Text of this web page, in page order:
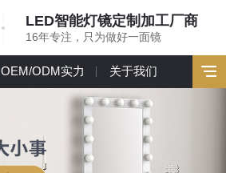
LED智能灯镜定制加工厂商
16年专注，只为做好一面镜
OEM/ODM实力 关于我们